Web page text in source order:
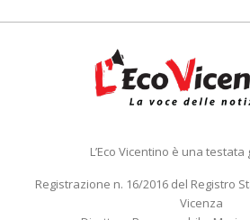
L’Eco Vicentino è una
Registrazione n. 16/2016 del Registro
Vicenza